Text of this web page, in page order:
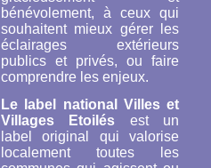
bénévolement, à ceux qui
souhaitent mieux gérer les
éclairages extérieurs
publics et privés, ou faire
comprendre les enjeux.
Le label national Villes et
Villages Etoilés est un
label original qui valorise
localement toutes les